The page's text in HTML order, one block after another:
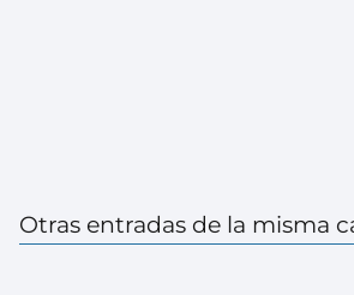
Otras entradas de la misma